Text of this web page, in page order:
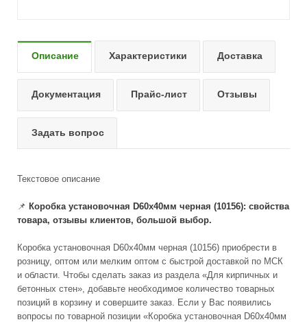
Описание Характеристики Доставка
Документация Прайс-лист Отзывы
Задать вопрос
Текстовое описание
📌 Коробка установочная D60х40мм черная (10156): свойства
товара, отзывы клиентов, большой выбор.
Коробка установочная D60х40мм черная (10156) приобрести в
розницу, оптом или мелким оптом с быстрой доставкой по МСК
и области. Чтобы сделать заказ из раздела «Для кирпичных и
бетонных стен», добавьте необходимое количество товарных
позиций в корзину и совершите заказ. Если у Вас появились
вопросы по товарной позиции «Коробка установочная D60х40мм